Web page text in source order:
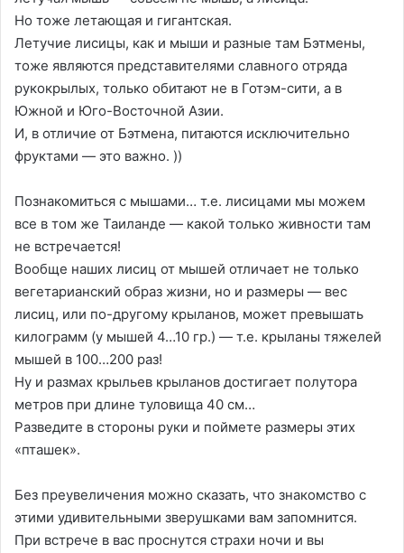
Но тоже летающая и гигантская.
Летучие лисицы, как и мыши и разные там Бэтмены,
тоже являются представителями славного отряда
рукокрылых, только обитают не в Готэм-сити, а в
Южной и Юго-Восточной Азии.
И, в отличие от Бэтмена, питаются исключительно
фруктами — это важно. ))
Познакомиться с мышами… т.е. лисицами мы можем
все в том же Таиланде — какой только живности там
не встречается!
Вообще наших лисиц от мышей отличает не только
вегетарианский образ жизни, но и размеры — вес
лисиц, или по-другому крыланов, может превышать
килограмм (у мышей 4…10 гр.) — т.е. крыланы тяжелей
мышей в 100…200 раз!
Ну и размах крыльев крыланов достигает полутора
метров при длине туловища 40 см…
Разведите в стороны руки и поймете размеры этих
«пташек».
Без преувеличения можно сказать, что знакомство с
этими удивительными зверушками вам запомнится.
При встрече в вас проснутся страхи ночи и вы